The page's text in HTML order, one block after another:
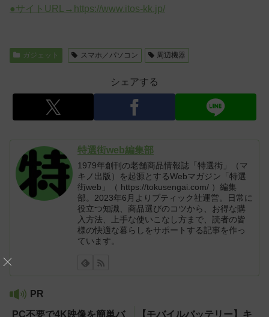
●サイトURL→https://www.itos-kk.jp/
ガジェット スマホ／パソコン 周辺機器
シェアする
特選街web編集部
1979年創刊の老舗商品情報誌「特選街」（マ
キノ出版）を起源とするWebマガジン「特選
街web」（ https://tokusengai.com/ ）編集
部。2023年6月よりブティック社運営。日常に
役立つ知識、商品選びのコツから、お得な購
入方法、上手な使いこなし方まで、読者の皆
様の快適な暮らしをサポートする記事を作っ
ています。
PR
PC不要で4K映像を簡単バ
【モバイルバッテリー】キ